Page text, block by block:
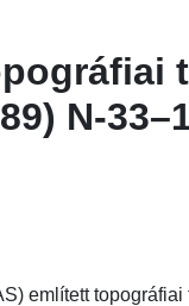
N-
említett